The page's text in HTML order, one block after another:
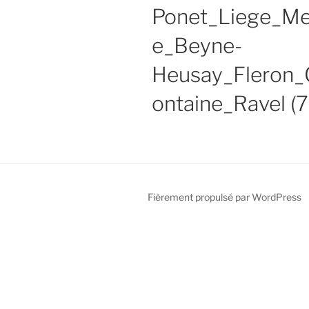
e_Beyne-
ontaine_Ravel
Fièrement propulsé par WordPress